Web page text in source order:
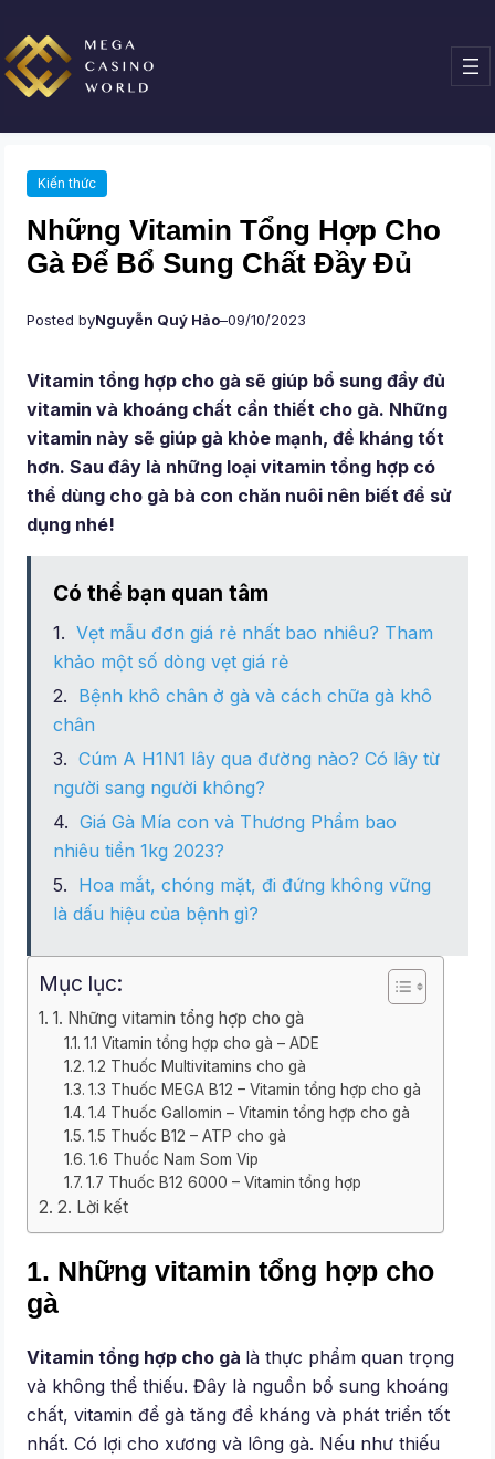
đến
phần
nội
dung
Kiến thức
Những Vitamin Tổng Hợp Cho
Gà Để Bổ Sung Chất Đầy Đủ
Posted byNguyễn Quý Hảo–09/10/2023
Vitamin tổng hợp cho gà sẽ giúp bổ sung đầy đủ
vitamin và khoáng chất cần thiết cho gà. Những
vitamin này sẽ giúp gà khỏe mạnh, đề kháng tốt
hơn. Sau đây là những loại vitamin tổng hợp có
thể dùng cho gà bà con chăn nuôi nên biết để sử
dụng nhé!
Có thể bạn quan tâm
Vẹt mẫu đơn giá rẻ nhất bao nhiêu? Tham
khảo một số dòng vẹt giá rẻ
Bệnh khô chân ở gà và cách chữa gà khô
chân
Cúm A H1N1 lây qua đường nào? Có lây từ
người sang người không?
Giá Gà Mía con và Thương Phẩm bao
nhiêu tiền 1kg 2023?
Hoa mắt, chóng mặt, đi đứng không vững
là dấu hiệu của bệnh gì?
Mục lục:
1. Những vitamin tổng hợp cho gà
1.1 Vitamin tổng hợp cho gà – ADE
1.2 Thuốc Multivitamins cho gà
1.3 Thuốc MEGA B12 – Vitamin tổng hợp cho gà
1.4 Thuốc Gallomin – Vitamin tổng hợp cho gà
1.5 Thuốc B12 – ATP cho gà
1.6 Thuốc Nam Som Vip
1.7 Thuốc B12 6000 – Vitamin tổng hợp
2. Lời kết
1. Những vitamin tổng hợp cho
gà
Vitamin tổng hợp cho gà là thực phẩm quan trọng
và không thể thiếu. Đây là nguồn bổ sung khoáng
chất, vitamin để gà tăng đề kháng và phát triển tốt
nhất. Có lợi cho xương và lông gà. Nếu như thiếu